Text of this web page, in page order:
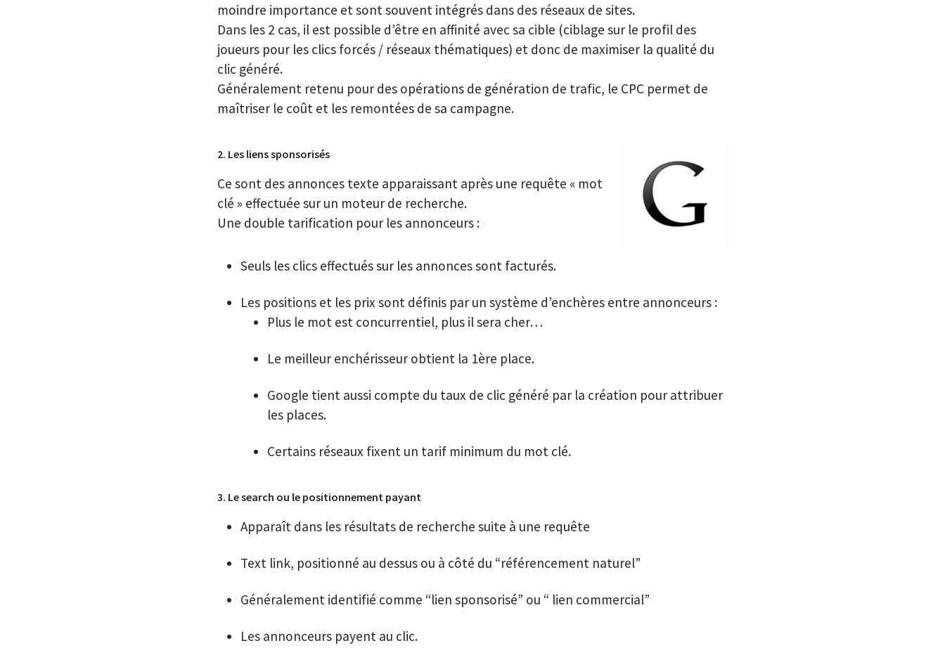
moindre importance et sont souvent intégrés dans des réseaux de sites.
Dans les 2 cas, il est possible d’être en affinité avec sa cible (ciblage sur le profil des
joueurs pour les clics forcés / réseaux thématiques) et donc de maximiser la qualité du
clic généré.
Généralement retenu pour des opérations de génération de trafic, le CPC permet de
maîtriser le coût et les remontées de sa campagne.
2. Les liens sponsorisés
Ce sont des annonces texte apparaissant après une requête « mot
clé » effectuée sur un moteur de recherche.
Une double tarification pour les annonceurs :
Seuls les clics effectués sur les annonces sont facturés.
Les positions et les prix sont définis par un système d’enchères entre annonceurs :
Plus le mot est concurrentiel, plus il sera cher…
Le meilleur enchérisseur obtient la 1ère place.
Google tient aussi compte du taux de clic généré par la création pour attribuer
les places.
Certains réseaux fixent un tarif minimum du mot clé.
3. Le search ou le positionnement payant
Apparaît dans les résultats de recherche suite à une requête
Text link, positionné au dessus ou à côté du “référencement naturel”
Généralement identifié comme “lien sponsorisé” ou “ lien commercial”
Les annonceurs payent au clic.